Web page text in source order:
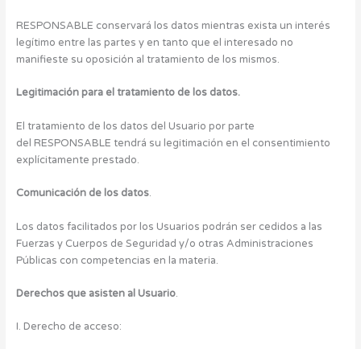
RESPONSABLE conservará los datos mientras exista un interés
legítimo entre las partes y en tanto que el interesado no
manifieste su oposición al tratamiento de los mismos.
Legitimación para el tratamiento de los datos.
El tratamiento de los datos del Usuario por parte
del RESPONSABLE tendrá su legitimación en el consentimiento
explícitamente prestado.
Comunicación de los datos.
Los datos facilitados por los Usuarios podrán ser cedidos a las
Fuerzas y Cuerpos de Seguridad y/o otras Administraciones
Públicas con competencias en la materia.
Derechos que asisten al Usuario.
I. Derecho de acceso: